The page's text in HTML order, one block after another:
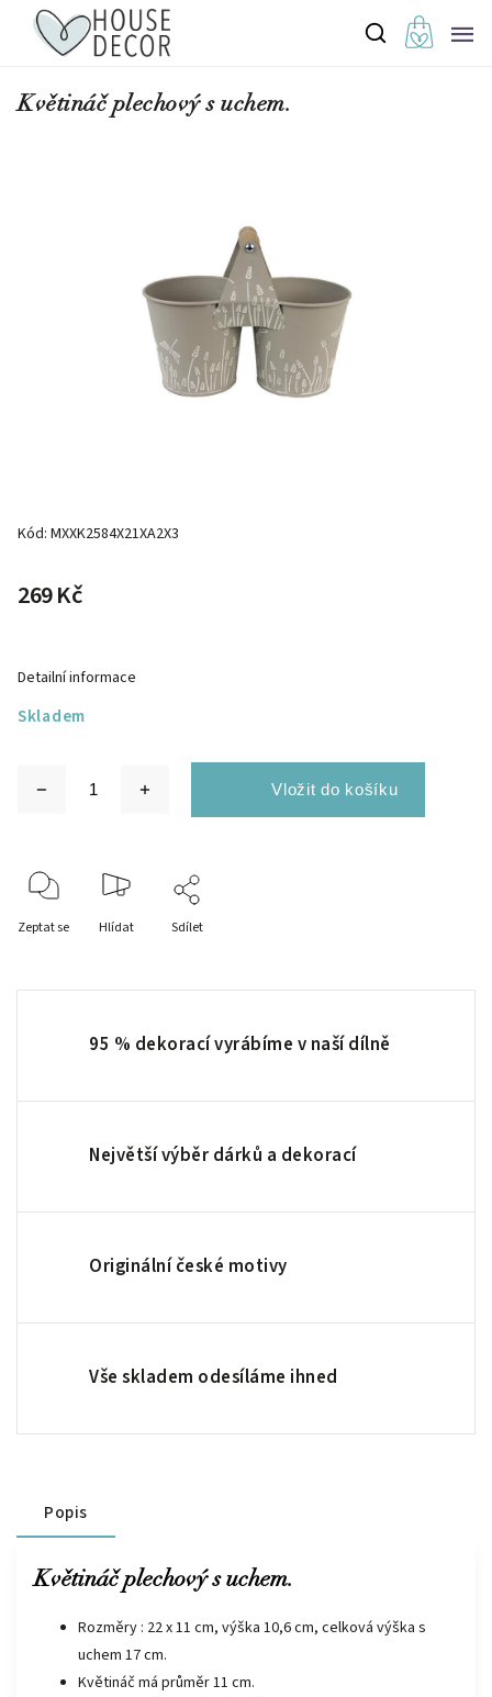
Květináč plechový s uchem.
Kód: MXXK2584X21XA2X3
269 Kč
Skladem
Detailní informace
Zeptat se Hlídat Sdílet
95 % dekorací vyrábíme v naší dílně
Největší výběr dárků a dekorací
Originální české motivy
Vše skladem odesíláme ihned
Popis
Květináč plechový s uchem.
Rozměry : 22 x 11 cm, výška 10,6 cm, celková výška s
uchem 17 cm.
Květináč má průměr 11 cm.